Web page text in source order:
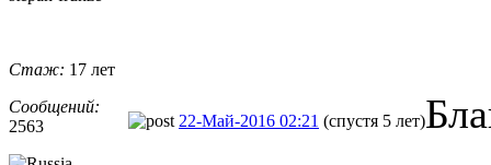
Стаж: 17 лет
Сообщений:
2563
22-Май-2016 02:21 (спустя 5 лет)